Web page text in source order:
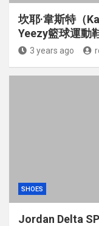
坎耶·韋斯特（
Yeezy籃球運動
3 years ago
SHOES
Jordan Delta